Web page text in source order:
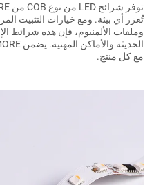
تُعزز أي بيئة. ومع خيارات التثبيت
مع كل منتج.